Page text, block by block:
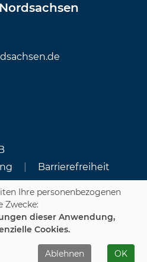
Barrierefreiheit
Ihre personenbezogenen
Zwecke:
dieser Anwendung,
Cookies.
Ablehnen OK